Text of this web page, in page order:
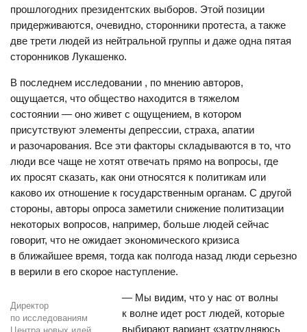
прошлогодних президентских выборов. Этой позиции
придерживаются, очевидно, сторонники протеста, а также
две трети людей из нейтральной группы и даже одна пятая
сторонников Лукашенко.
В последнем исследовании , по мнению авторов,
ощущается, что общество находится в тяжелом
состоянии — оно живет с ощущением, в котором
присутствуют элементы депрессии, страха, апатии
и разочарования. Все эти факторы складываются в то, что
люди все чаще не хотят отвечать прямо на вопросы, где
их просят сказать, как они относятся к политикам или
каково их отношение к государственным органам. С другой
стороны, авторы опроса заметили снижение политизации
некоторых вопросов, например, больше людей сейчас
говорит, что не ожидает экономического кризиса
в ближайшее время, тогда как полгода назад люди серьезно
в верили в его скорое наступление.
Директор
по исследованиям
— Мы видим, что у нас от волны
к волне идет рост людей, которые
выбирают вариант «затрудняюсь